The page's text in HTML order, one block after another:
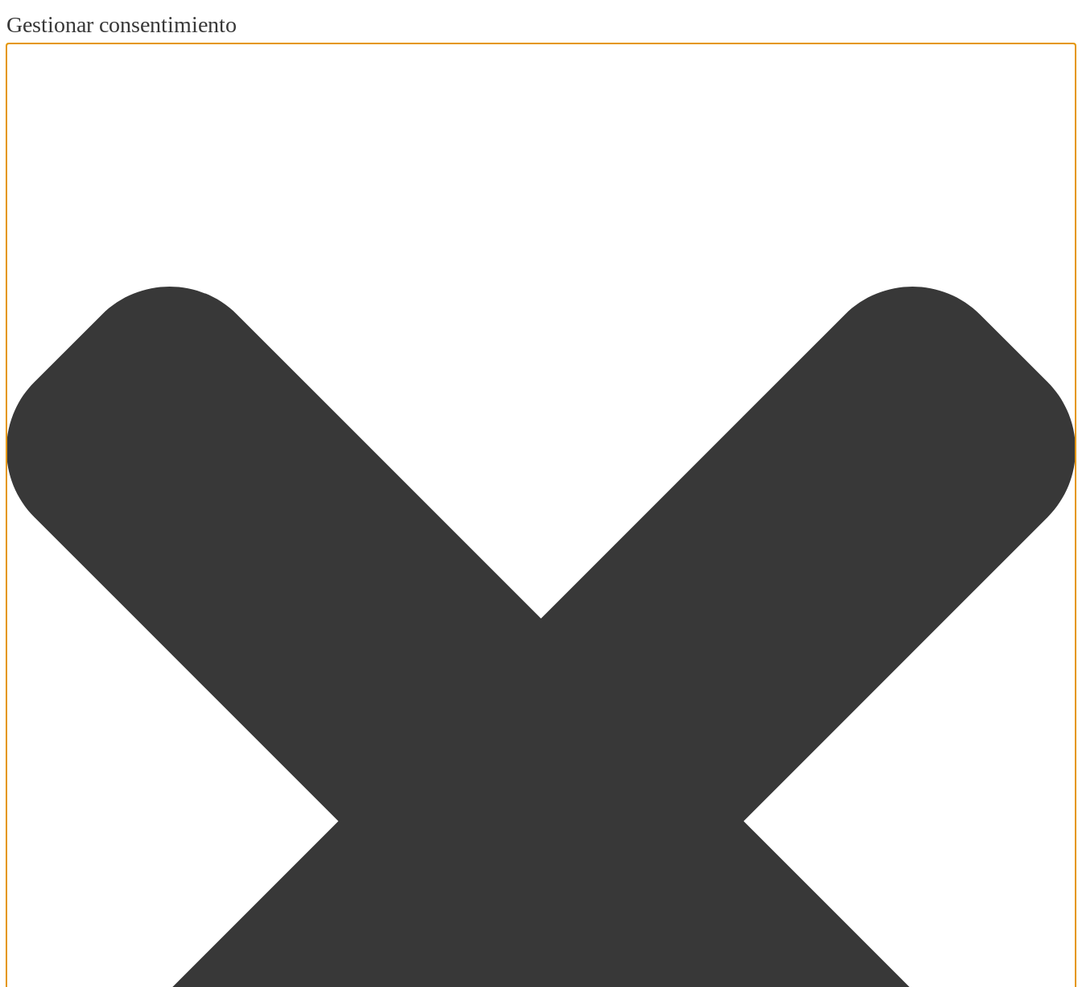
Gestionar consentimiento